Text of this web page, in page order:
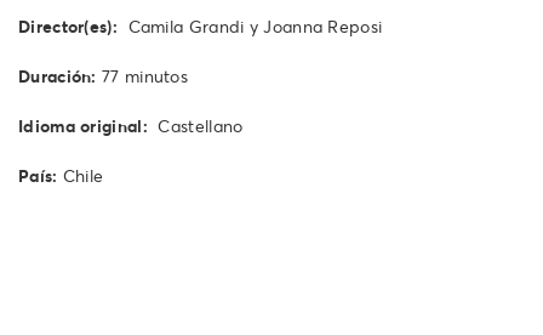
Director(es): Camila Grandi y Joanna Reposi
Duración: 77 minutos
Idioma original: Castellano
País: Chile